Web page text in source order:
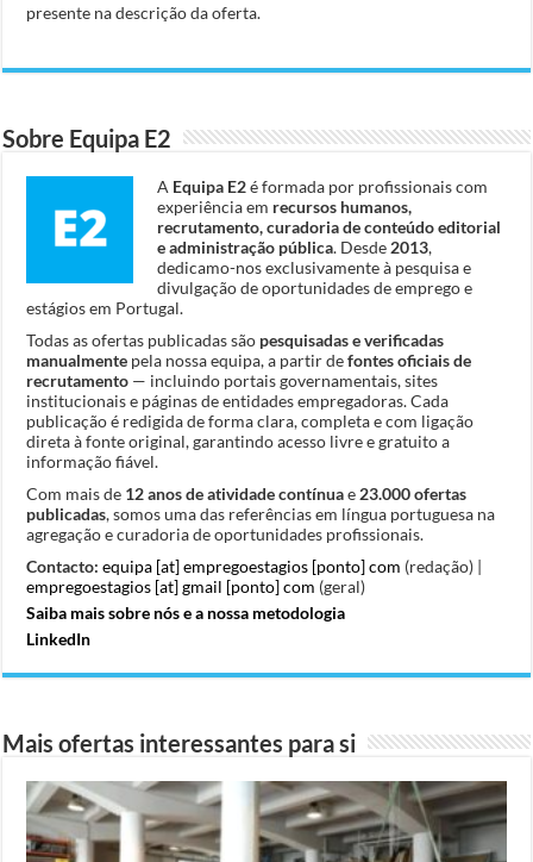
presente na descrição da oferta.
Sobre Equipa E2
A Equipa E2é formada por profissionais com
experiência em recursos humanos,
recrutamento, curadoria de conteúdo editorial
e administração pública. Desde 2013,
dedicamo-nos exclusivamente à pesquisa e
divulgação de oportunidades de emprego e
estágios em Portugal.
Todas as ofertas publicadas são pesquisadas e verificadas
manualmente pela nossa equipa, a partir defontes oficiais de
recrutamento — incluindo portais governamentais, sites
institucionais e páginas de entidades empregadoras. Cada
publicação é redigida de forma clara, completa e com ligação
direta à fonte original, garantindo acesso livre e gratuito a
informação fiável.
Com mais de 12 anos de atividade contínuae 23.000 ofertas
publicadas, somos uma das referências em língua portuguesa na
agregação e curadoria de oportunidades profissionais.
Contacto: equipa [at] empregoestagios [ponto] com (redação) |
empregoestagios [at] gmail [ponto] com (geral)
Saiba mais sobre nós e a nossa metodologia
LinkedIn
Mais ofertas interessantes para si